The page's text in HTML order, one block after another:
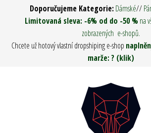
Doporučujeme Kategorie: Dámské//
Limitovaná sleva: -6% od do -50 % na
zobrazených e-shopů.
Chcete už hotový vlastní dropshiping e-shop
marže: ? (klik)